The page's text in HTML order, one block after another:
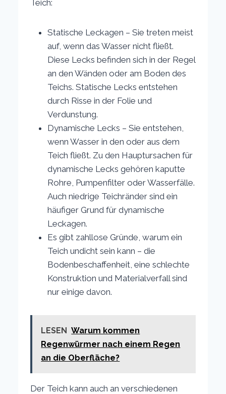
Teich:
Statische Leckagen – Sie treten meist
auf, wenn das Wasser nicht fließt.
Diese Lecks befinden sich in der Regel
an den Wänden oder am Boden des
Teichs. Statische Lecks entstehen
durch Risse in der Folie und
Verdunstung.
Dynamische Lecks – Sie entstehen,
wenn Wasser in den oder aus dem
Teich fließt. Zu den Hauptursachen für
dynamische Lecks gehören kaputte
Rohre, Pumpenfilter oder Wasserfälle.
Auch niedrige Teichränder sind ein
häufiger Grund für dynamische
Leckagen.
Es gibt zahllose Gründe, warum ein
Teich undicht sein kann – die
Bodenbeschaffenheit, eine schlechte
Konstruktion und Materialverfall sind
nur einige davon.
LESEN Warum kommen
Regenwürmer nach einem Regen
an die Oberfläche?
Der Teich kann auch an verschiedenen